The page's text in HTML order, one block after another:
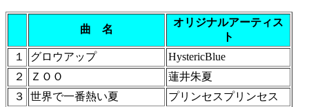
曲 名
オリジナルアーティス
ト
１
グロウアップ
HystericBlue
２
ＺＯＯ
蓮井朱夏
３
世界で一番熱い夏 プリンセスプリンセス